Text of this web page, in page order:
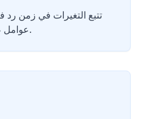
تتبع التغيرات في زمن رد
عوامل صحية أو نمط حياة كامنة.